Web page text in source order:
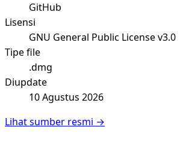
GitHub
Lisensi
GNU General Public License v3.0
Tipe file
.dmg
Diupdate
10 Agustus 2026
Lihat sumber resmi →